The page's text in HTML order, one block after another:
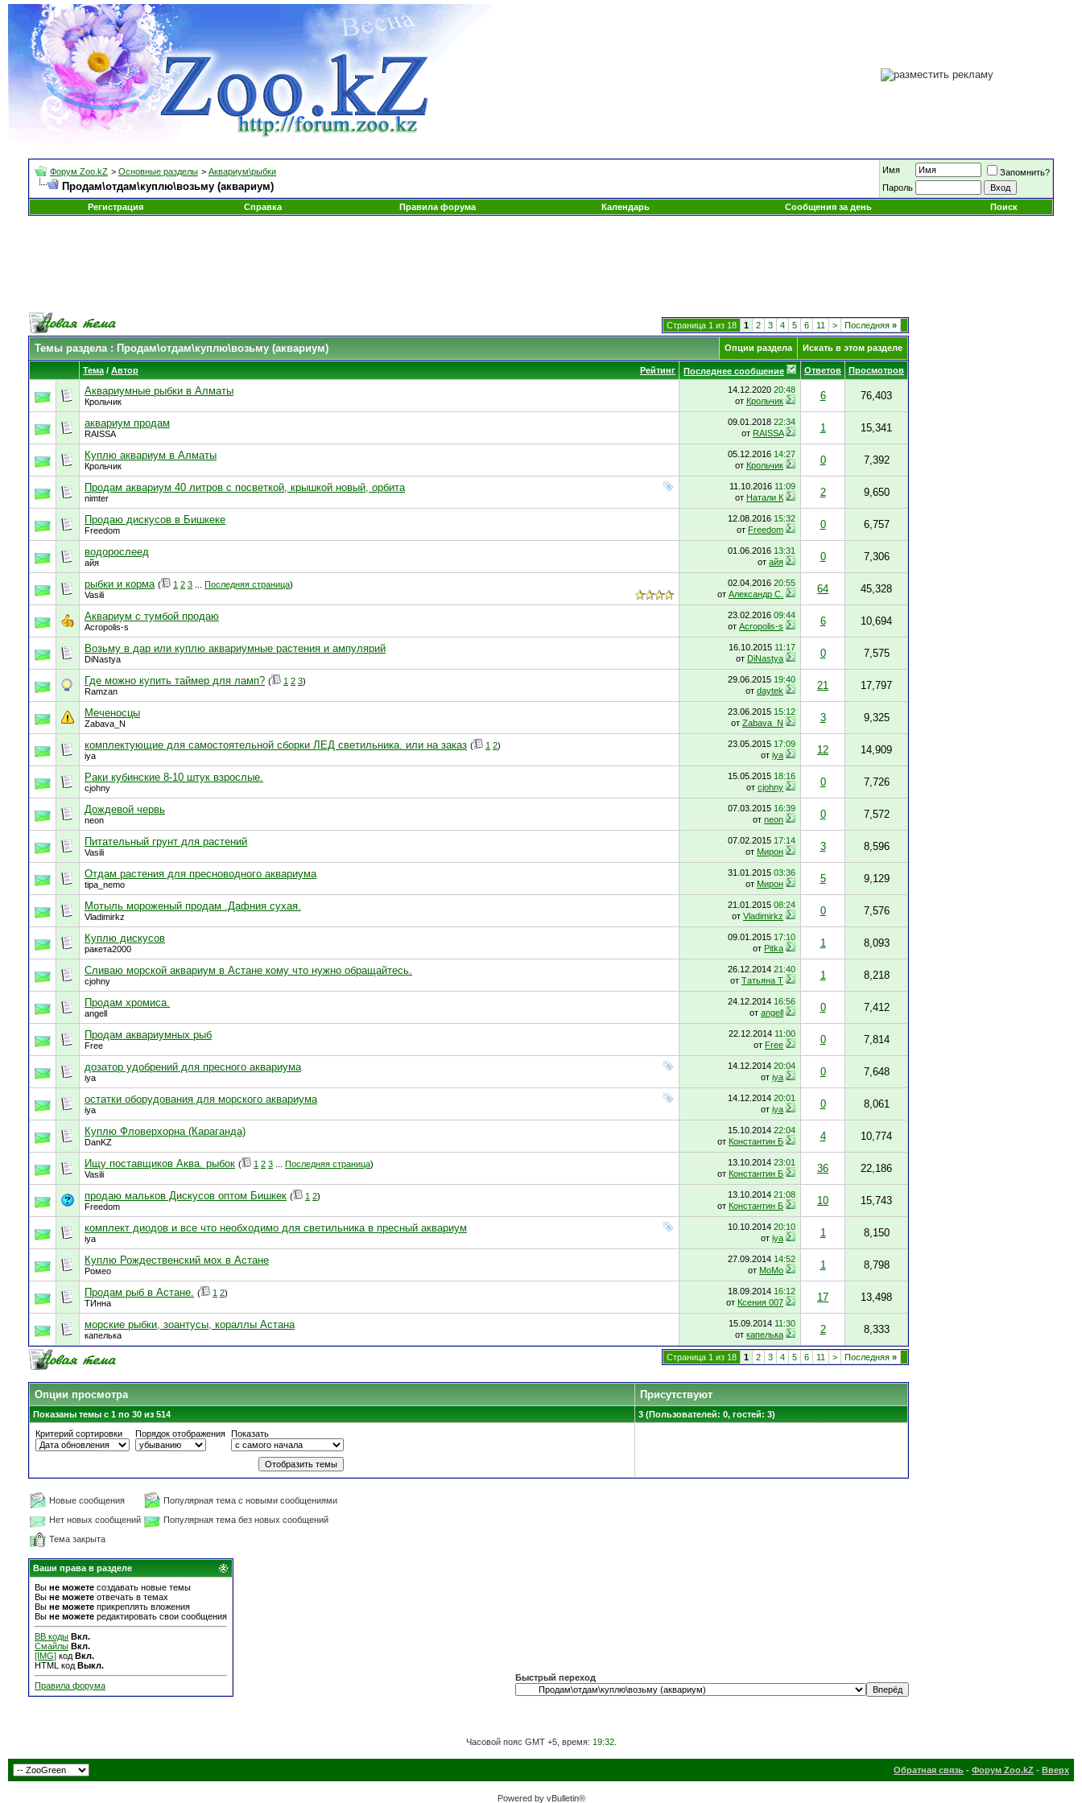
Форум Zoo.kZ > Основные разделы > Аквариум\рыбки
Продам\отдам\куплю\возьму (аквариум)
Имя
Запомнить?
Пароль
Регистрация
Справка Правила форума Календарь Сообщения за день Поиск
Страница 1 из 18 1 2 3 4 5 6 11 > Последняя »
Темы раздела: Продам\отдам\куплю\возьму (аквариум) Опции раздела Искать в этом разделе
Рейтинг
Тема / Автор Последнее сообщение Ответов Просмотров
Аквариумные рыбки в Алматы
Крольчик
14.12.2020 20:48
от Крольчик 6 76,403
аквариум продам
RAISSA
09.01.2018 22:34
от RAISSA 1 15,341
Куплю аквариум в Алматы
Крольчик
05.12.2016 14:27
от Крольчик 0 7,392
Продам аквариум 40 литров с посветкой, крышкой новый, орбита
nimter
11.10.2016 11:09
от Натали К 2 9,650
Продаю дискусов в Бишкеке
Freedom
12.08.2016 15:32
от Freedom 0 6,757
водорослеед
айя
01.06.2016 13:31
от айя 0 7,306
рыбки и корма ( 1 2 3 Последняя страница)
Vasili
02.04.2016 20:55
от Александр С. 64 45,328
Аквариум с тумбой продаю
Acropolis-s
23.02.2016 09:44
от Acropolis-s 6 10,694
Возьму в дар или куплю аквариумные растения и ампулярий
DiNastya
16.10.2015 11:17
от DiNastya 0 7,575
Где можно купить таймер для ламп? ( 1 2 3)
Ramzan
29.06.2015 19:40
от daytek 21 17,797
Меченосцы
Zabava_N
23.06.2015 15:12
от Zabava_N 3 9,325
комплектующие для самостоятельной сборки ЛЕД светильника. или на заказ ( 1 2)
iya
23.05.2015 17:09
от iya 12 14,909
Раки кубинские 8-10 штук взрослые.
cjohny
15.05.2015 18:16
от cjohny 0 7,726
Дождевой червь
neon
07.03.2015 16:39
от neon 0 7,572
Питательный грунт для растений
Vasili
07.02.2015 17:14
от Мирон 3 8,596
Отдам растения для пресноводного аквариума
tipa_nemo
31.01.2015 03:36
от Мирон 5 9,129
Мотыль мороженый продам .Дафния сухая.
Vladimirkz
21.01.2015 08:24
от Vladimirkz 0 7,576
Куплю дискусов
ракета2000
09.01.2015 17:10
от Pitka 1 8,093
Сливаю морской аквариум в Астане кому что нужно обращайтесь.
cjohny
26.12.2014 21:40
от Татьяна Т 1 8,218
Продам хромиса.
angell
24.12.2014 16:56
от angell 0 7,412
Продам аквариумных рыб
Free
22.12.2014 11:00
от Free 0 7,814
дозатор удобрений для пресного аквариума
iya
14.12.2014 20:04
от iya 0 7,648
остатки оборудования для морского аквариума
iya
14.12.2014 20:01
от iya 0 8,061
Куплю Фловерхорна (Караганда)
DanKZ
15.10.2014 22:04
от Константин Б 4 10,774
Ищу поставщиков Аква. рыбок ( 1 2 3 Последняя страница)
Vasili
13.10.2014 23:01
от Константин Б 36 22,186
продаю мальков Дискусов оптом Бишкек ( 1 2)
Freedom
13.10.2014 21:08
от Константин Б 10 15,743
комплект диодов и все что необходимо для светильника в пресный аквариум
iya
10.10.2014 20:10
от iya 1 8,150
Куплю Рождественский мох в Астане
Ромео
27.09.2014 14:52
от MoMo 1 8,798
Продам рыб в Астане. ( 1 2)
ТИнна
18.09.2014 16:12
от Ксения 007 17 13,498
морские рыбки, зоантусы, кораллы Астана
капелька
15.09.2014 11:30
от капелька 2 8,333
Страница 1 из 18 1 2 3 4 5 6 11 > Последняя »
Опции просмотра Присутствуют
Показаны темы с 1 по 30 из 514
3 (Пользователей: 0, гостей: 3)
Критерий сортировки
Порядок отображения Показать
Новые сообщения
Популярная тема с новыми сообщениями
Нет новых сообщений
Популярная тема без новых сообщений
Тема закрыта
Ваши права в разделе
Вы не можете создавать новые темы
Вы не можете отвечать в темах
Вы не можете прикреплять вложения
Вы не можете редактировать свои сообщения
BB коды Вкл.
Смайлы Вкл.
[IMG] код Вкл.
HTML код Выкл.
Правила форума
Быстрый переход
Часовой пояс GMT +5, время: 19:32.
Обратная связь - Форум Zoo.kZ - Вверх
Powered by vBulletin®